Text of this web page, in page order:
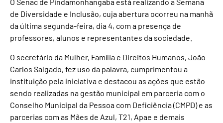
O Senac de Pindamonhangaba está realizando a Semana
de Diversidade e Inclusão, cuja abertura ocorreu na manhã
da última segunda-feira, dia 4, com a presença de
professores, alunos e representantes da sociedade.
O secretário da Mulher, Família e Direitos Humanos, João
Carlos Salgado, fez uso da palavra, cumprimentou a
instituição pela iniciativa e destacou as ações que estão
sendo realizadas na gestão municipal em parceria com o
Conselho Municipal da Pessoa com Deficiência (CMPD) e as
parcerias com as Mães de Azul, T21, Apae e demais